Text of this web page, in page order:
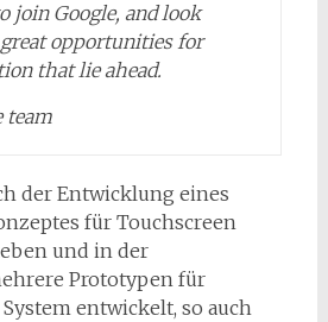
join Google, and look
opportunities for
that lie ahead.
team
der Entwicklung eines
für Touchscreen
und in der
Prototypen für
entwickelt, so auch